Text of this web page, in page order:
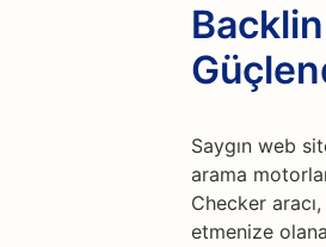
Saygın web
arama
Checker
etmenize